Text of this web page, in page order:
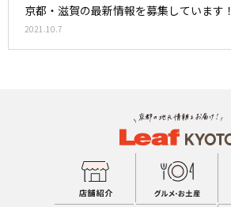
京都・滋賀の最新情報を募集しています！
2021.10.7